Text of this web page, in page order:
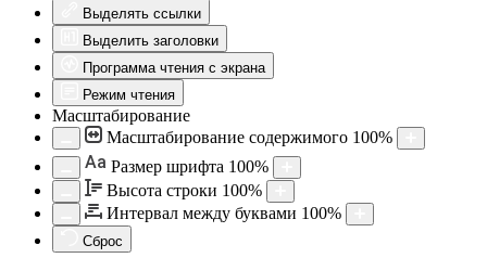
Выделять ссылки
Выделить заголовки
Программа чтения с экрана
Режим чтения
Масштабирование
Масштабирование содержимого 100%
Aa Размер шрифта 100%
Высота строки 100%
Интервал между буквами 100%
Сброс